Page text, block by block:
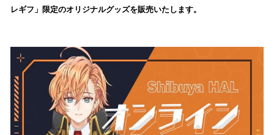
込
で
す
レギフ」限定のオリジナルグッズを販売いたします。